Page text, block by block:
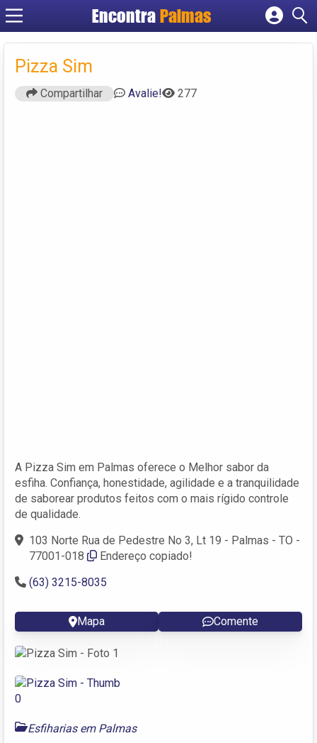
Encontra Palmas
Cadastrar empresa
Pizza Sim
Compartilhar Avalie! 277
A Pizza Sim em Palmas oferece o Melhor sabor da
esfiha. Confiança, honestidade, agilidade e a tranquilidade
de saborear produtos feitos com o mais rígido controle
de qualidade.
103 Norte Rua de Pedestre No 3, Lt 19 - Palmas - TO -
77001-018
Endereço copiado!
(63) 3215-8035
Mapa Comente
Esfiharias em Palmas